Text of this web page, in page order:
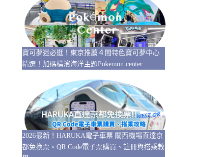
寶可夢迷必逛！東京推薦４間特色寶可夢中心
精選！加碼橫濱海洋主題Pokemon center
2026最新！HARUKA電子車票 關西機場直達京
都免換票。QR Code電子票購買、註冊與搭乘教